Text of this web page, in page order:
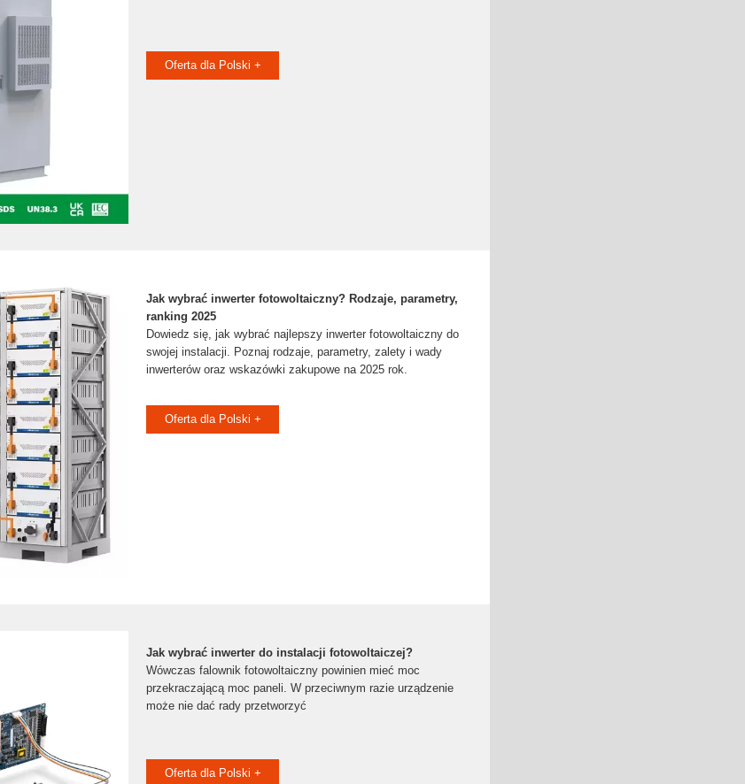
Oferta dla Polski +
Jak wybrać inwerter fotowoltaiczny? Rodzaje, parametry,
ranking 2025
Dowiedz się, jak wybrać najlepszy inwerter fotowoltaiczny do
swojej instalacji. Poznaj rodzaje, parametry, zalety i wady
inwerterów oraz wskazówki zakupowe na 2025 rok.
Oferta dla Polski +
Jak wybrać inwerter do instalacji fotowoltaiczej?
Wówczas falownik fotowoltaiczny powinien mieć moc
przekraczającą moc paneli. W przeciwnym razie urządzenie
może nie dać rady przetworzyć
Oferta dla Polski +